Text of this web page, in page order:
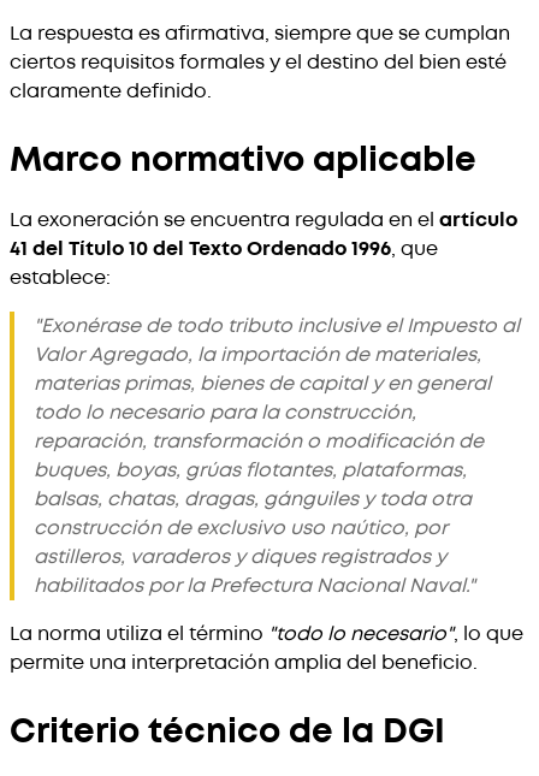
La respuesta es afirmativa, siempre que se cumplan
ciertos requisitos formales y el destino del bien esté
claramente definido.
Marco normativo aplicable
La exoneración se encuentra regulada en el artículo
41 del Título 10 del Texto Ordenado 1996, que
establece:
"Exonérase de todo tributo inclusive el Impuesto al
Valor Agregado, la importación de materiales,
materias primas, bienes de capital y en general
todo lo necesario para la construcción,
reparación, transformación o modificación de
buques, boyas, grúas flotantes, plataformas,
balsas, chatas, dragas, gánguiles y toda otra
construcción de exclusivo uso naútico, por
astilleros, varaderos y diques registrados y
habilitados por la Prefectura Nacional Naval."
La norma utiliza el término "todo lo necesario", lo que
permite una interpretación amplia del beneficio.
Criterio técnico de la DGI